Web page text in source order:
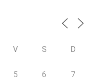
V S D
5 6 7